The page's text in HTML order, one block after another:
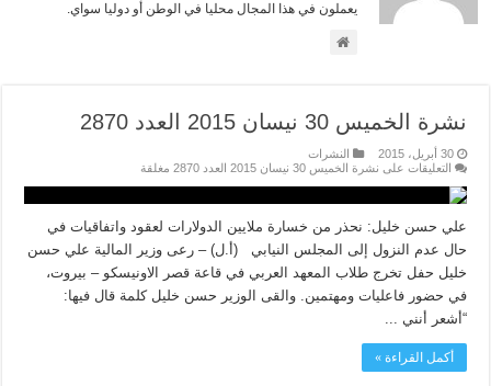
يعملون في هذا المجال محليا في الوطن أو دوليا سواي.
نشرة الخميس 30 نيسان 2015 العدد 2870
30 أبريل، 2015
النشرات
التعليقات على نشرة الخميس 30 نيسان 2015 العدد 2870 مغلقة
علي حسن خليل: نحذر من خسارة ملايين الدولارات لعقود واتفاقيات في
حال عدم النزول إلى المجلس النيابي (أ.ل) – رعى وزير المالية علي حسن
خليل حفل تخرج طلاب المعهد العربي في قاعة قصر الاونيسكو – بيروت،
في حضور فاعليات ومهتمين. والقى الوزير حسن خليل كلمة قال فيها:
“أشعر أنني ...
أكمل القراءة »